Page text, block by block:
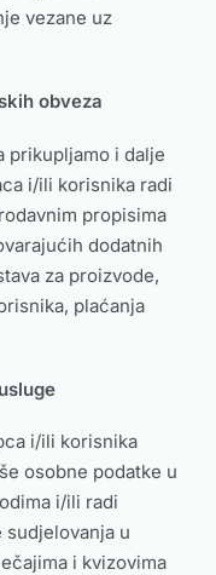
vezane uz
obveza
prikupljamo i dalje
i/ili korisnika radi
propisima
dodatnih
za proizvode,
plaćanja
i/ili korisnika
osobne podatke u
i/ili radi
u
i kvizovima